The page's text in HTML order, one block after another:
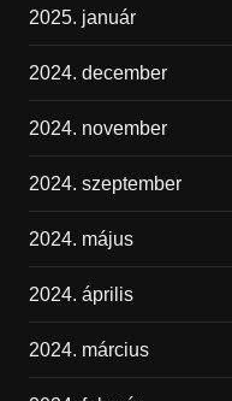
2025. január
2024. december
2024. november
2024. szeptember
2024. május
2024. április
2024. március